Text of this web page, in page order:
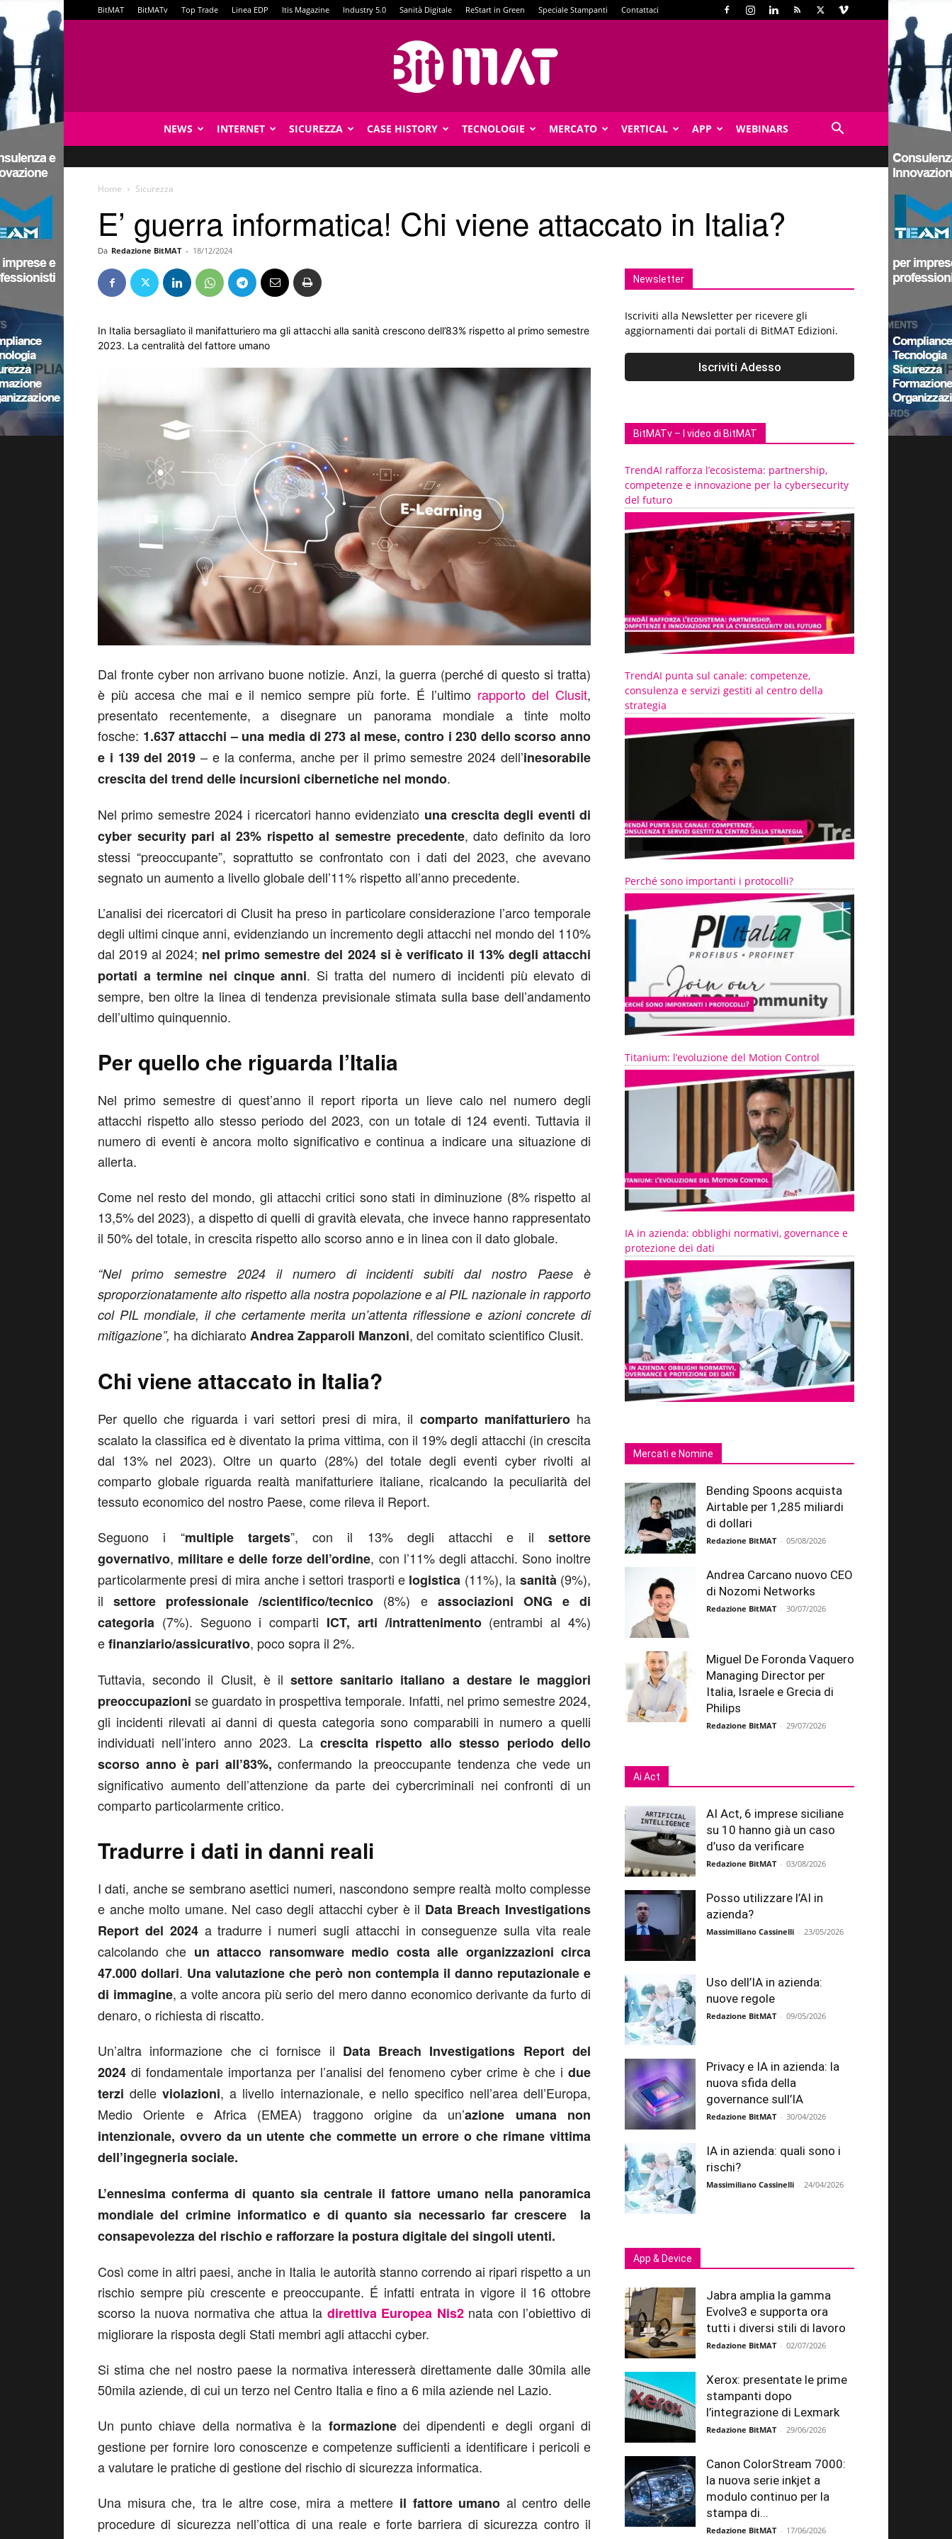
BitMAT BitMATv Top Trade Linea EDP Itis Magazine Industry 5.0 Sanità Digitale ReStart in Green Speciale Stampanti Contattaci
NEWS INTERNET SICUREZZA CASE HISTORY TECNOLOGIE MERCATO VERTICAL APP WEBINARS
Home Sicurezza
E’ guerra informatica! Chi viene attaccato in Italia?
Da Redazione BitMAT - 18/12/2024
In Italia bersagliato il manifatturiero ma gli attacchi alla sanità crescono dell’83% rispetto al primo semestre
2023. La centralità del fattore umano
Dal fronte cyber non arrivano buone notizie. Anzi, la guerra (perché di questo si tratta)
è più accesa che mai e il nemico sempre più forte. É l’ultimo rapporto del Clusit,
presentato recentemente, a disegnare un panorama mondiale a tinte molto
fosche: 1.637 attacchi – una media di 273 al mese, contro i 230 dello scorso anno
e i 139 del 2019 – e la conferma, anche per il primo semestre 2024 dell’inesorabile
crescita del trend delle incursioni cibernetiche nel mondo.
Nel primo semestre 2024 i ricercatori hanno evidenziato una crescita degli eventi di
cyber security pari al 23% rispetto al semestre precedente, dato definito da loro
stessi “preoccupante”, soprattutto se confrontato con i dati del 2023, che avevano
segnato un aumento a livello globale dell’11% rispetto all’anno precedente.
L’analisi dei ricercatori di Clusit ha preso in particolare considerazione l’arco temporale
degli ultimi cinque anni, evidenziando un incremento degli attacchi nel mondo del 110%
dal 2019 al 2024; nel primo semestre del 2024 si è verificato il 13% degli attacchi
portati a termine nei cinque anni. Si tratta del numero di incidenti più elevato di
sempre, ben oltre la linea di tendenza previsionale stimata sulla base dell’andamento
dell’ultimo quinquennio.
Per quello che riguarda l’Italia
Nel primo semestre di quest’anno il report riporta un lieve calo nel numero degli
attacchi rispetto allo stesso periodo del 2023, con un totale di 124 eventi. Tuttavia il
numero di eventi è ancora molto significativo e continua a indicare una situazione di
allerta.
Come nel resto del mondo, gli attacchi critici sono stati in diminuzione (8% rispetto al
13,5% del 2023), a dispetto di quelli di gravità elevata, che invece hanno rappresentato
il 50% del totale, in crescita rispetto allo scorso anno e in linea con il dato globale.
“Nel primo semestre 2024 il numero di incidenti subiti dal nostro Paese è
sproporzionatamente alto rispetto alla nostra popolazione e al PIL nazionale in rapporto
col PIL mondiale, il che certamente merita un’attenta riflessione e azioni concrete di
mitigazione”, ha dichiaratoAndrea Zapparoli Manzoni, del comitato scientifico Clusit.
Chi viene attaccato in Italia?
Per quello che riguarda i vari settori presi di mira, il comparto manifatturieroha
scalato la classifica ed è diventato la prima vittima, con il 19% degli attacchi (in crescita
dal 13% nel 2023). Oltre un quarto (28%) del totale degli eventi cyber rivolti al
comparto globale riguarda realtà manifatturiere italiane, ricalcando la peculiarità del
tessuto economico del nostro Paese, come rileva il Report.
Seguono i “multiple targets”, con il 13% degli attacchi e ilsettore
governativo, militare e delle forze dell’ordine, con l’11% degli attacchi. Sono inoltre
particolarmente presi di mira anche i settori trasporti e logistica (11%), la sanità (9%),
ilsettore professionale /scientifico/tecnico (8%) e associazioni ONG e di
categoria (7%). Seguono i comparti ICT, arti /intrattenimento(entrambi al 4%)
efinanziario/assicurativo, poco sopra il 2%.
Tuttavia, secondo il Clusit, è il settore sanitario italiano a destare le maggiori
preoccupazioni se guardato in prospettiva temporale. Infatti, nel primo semestre 2024,
gli incidenti rilevati ai danni di questa categoria sono comparabili in numero a quelli
individuati nell’intero anno 2023. La crescita rispetto allo stesso periodo dello
scorso anno è pari all’83%, confermando la preoccupante tendenza che vede un
significativo aumento dell’attenzione da parte dei cybercriminali nei confronti di un
comparto particolarmente critico.
Tradurre i dati in danni reali
I dati, anche se sembrano asettici numeri, nascondono sempre realtà molto complesse
e anche molto umane. Nel caso degli attacchi cyber è il Data Breach Investigations
Report del 2024a tradurre i numeri sugli attacchi in conseguenze sulla vita reale
calcolando che un attacco ransomware medio costa alle organizzazioni circa
47.000 dollari. Una valutazione che però non contempla il danno reputazionale e
di immagine, a volte ancora più serio del mero danno economico derivante da furto di
denaro, o richiesta di riscatto.
Un’altra informazione che ci fornisce il Data Breach Investigations Report del
2024 di fondamentale importanza per l’analisi del fenomeno cyber crime è che i due
terzidelle violazioni, a livello internazionale, e nello specifico nell’area dell’Europa,
Medio Oriente e Africa (EMEA) traggono origine da un’azione umana non
intenzionale, ovvero da un utente che commette un errore o che rimane vittima
dell’ingegneria sociale.
L’ennesima conferma di quanto sia centrale il fattore umano nella panoramica
mondiale del crimine informatico e di quanto sia necessario far crescere la
consapevolezza del rischio e rafforzare la postura digitale dei singoli utenti.
Così come in altri paesi, anche in Italia le autorità stanno correndo ai ripari rispetto a un
rischio sempre più crescente e preoccupante. É infatti entrata in vigore il 16 ottobre
scorso la nuova normativa che attua la direttiva Europea Nis2nata con l’obiettivo di
migliorare la risposta degli Stati membri agli attacchi cyber.
Si stima che nel nostro paese la normativa interesserà direttamente dalle 30mila alle
50mila aziende, di cui un terzo nel Centro Italia e fino a 6 mila aziende nel Lazio.
Un punto chiave della normativa è la formazione dei dipendenti e degli organi di
gestione per fornire loro conoscenze e competenze sufficienti a identificare i pericoli e
a valutare le pratiche di gestione del rischio di sicurezza informatica.
Una misura che, tra le altre cose, mira a mettere il fattore umano al centro delle
procedure di sicurezza nell’ottica di una reale e forte barriera di sicurezza contro il
Newsletter
Iscriviti alla Newsletter per ricevere gli
aggiornamenti dai portali di BitMAT Edizioni.
BitMATv – I video di BitMAT
TrendAI rafforza l’ecosistema: partnership,
competenze e innovazione per la cybersecurity
del futuro
TrendAI punta sul canale: competenze,
consulenza e servizi gestiti al centro della
strategia
Perché sono importanti i protocolli?
Titanium: l’evoluzione del Motion Control
IA in azienda: obblighi normativi, governance e
protezione dei dati
Mercati e Nomine
Bending Spoons acquista
Airtable per 1,285 miliardi
di dollari
Redazione BitMAT - 05/08/2026
Andrea Carcano nuovo CEO
di Nozomi Networks
Redazione BitMAT - 30/07/2026
Miguel De Foronda Vaquero
Managing Director per
Italia, Israele e Grecia di
Philips
Redazione BitMAT - 29/07/2026
Ai Act
AI Act, 6 imprese siciliane
su 10 hanno già un caso
d’uso da verificare
Redazione BitMAT - 03/08/2026
Posso utilizzare l’AI in
azienda?
Massimiliano Cassinelli - 23/05/2026
Uso dell’IA in azienda:
nuove regole
Redazione BitMAT - 09/05/2026
Privacy e IA in azienda: la
nuova sfida della
governance sull’IA
Redazione BitMAT - 30/04/2026
IA in azienda: quali sono i
rischi?
Massimiliano Cassinelli - 24/04/2026
App & Device
Jabra amplia la gamma
Evolve3 e supporta ora
tutti i diversi stili di lavoro
Redazione BitMAT - 02/07/2026
Xerox: presentate le prime
stampanti dopo
l’integrazione di Lexmark
Redazione BitMAT - 29/06/2026
Canon ColorStream 7000:
la nuova serie inkjet a
modulo continuo per la
stampa di...
Redazione BitMAT - 17/06/2026